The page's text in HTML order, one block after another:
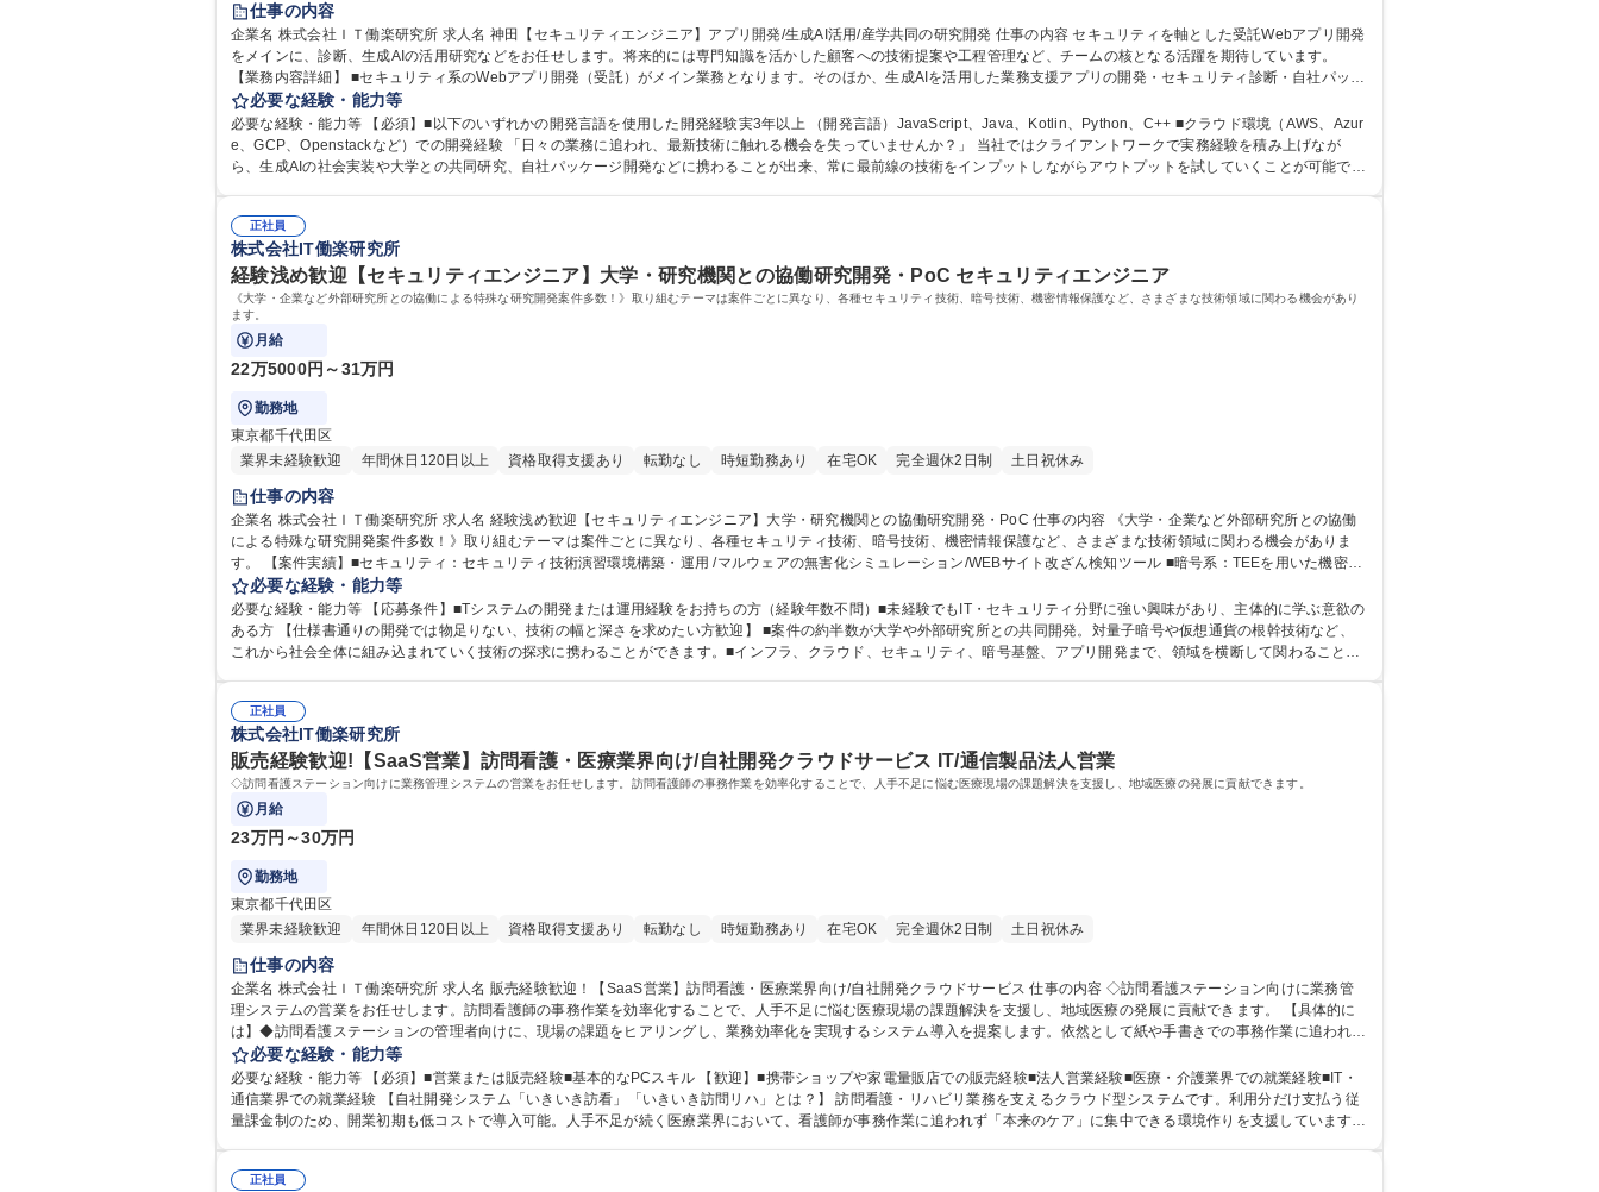
仕事の内容
企業名 株式会社ＩＴ働楽研究所 求人名 神田【セキュリティエンジニア】アプリ開発/生成AI活用/産学共同の研究開発 仕事の内容 セキュリティを軸とした受託Webアプリ開発
をメインに、診断、生成AIの活用研究などをお任せします。将来的には専門知識を活かした顧客への技術提案や工程管理など、チームの核となる活躍を期待しています。
【業務内容詳細】 ■セキュリティ系のWebアプリ開発（受託）がメイン業務となります。そのほか、生成AIを活用した業務支援アプリの開発・セキュリティ診断・自社パッケ
ージ（訪問看護システム）へのAI実装研究・産学共同研究を通じたマルウェア・暗号技術等の解析・開発などに携わっていただきます。 募集職種 神田【セキュリティエンジ
ニア】アプリ開発/生成AI活用/産学共同の研究開発
必要な経験・能力等
必要な経験・能力等 【必須】■以下のいずれかの開発言語を使用した開発経験実3年以上 （開発言語）JavaScript、Java、Kotlin、Python、C++ ■クラウド環境（AWS、Azur
e、GCP、Openstackなど）での開発経験 「日々の業務に追われ、最新技術に触れる機会を失っていませんか？」 当社ではクライアントワークで実務経験を積み上げなが
ら、生成AIの社会実装や大学との共同研究、自社パッケージ開発などに携わることが出来、常に最前線の技術をインプットしながらアウトプットを試していくことが可能で
正社員
株式会社IT働楽研究所
経験浅め歓迎【セキュリティエンジニア】大学・研究機関との協働研究開発・PoC セキュリティエンジニア
《大学・企業など外部研究所との協働による特殊な研究開発案件多数！》取り組むテーマは案件ごとに異なり、各種セキュリティ技術、暗号技術、機密情報保護など、さまざまな技術領域に関わる機会があり
ます。
月給
22万5000円～31万円
勤務地
東京都千代田区
業界未経験歓迎
年間休日120日以上 資格取得支援あり 転勤なし 時短勤務あり 在宅OK 完全週休2日制 土日祝休み
仕事の内容
企業名 株式会社ＩＴ働楽研究所 求人名 経験浅め歓迎【セキュリティエンジニア】大学・研究機関との協働研究開発・PoC 仕事の内容 《大学・企業など外部研究所との協働
による特殊な研究開発案件多数！》取り組むテーマは案件ごとに異なり、各種セキュリティ技術、暗号技術、機密情報保護など、さまざまな技術領域に関わる機会がありま
す。 【案件実績】■セキュリティ：セキュリティ技術演習環境構築・運用 /マルウェアの無害化シミュレーション/WEBサイト改ざん検知ツール ■暗号系：TEEを用いた機密デ
ータ統計アプリ開発、古典暗号と耐量子計算機暗号の性能比較検証■研究・PoC：EU電子署名信頼基盤（Trusted List）の国内適用検討/匿名Web情報収集/生成AIによる設計図
面情報抽出PoC/腕時計ブランドのNFT配布キャンペーン 募集職種 経験浅め歓迎【セキュリティエンジニア】大学・研究機関との協働研究開発・PoC
必要な経験・能力等
必要な経験・能力等 【応募条件】■Tシステムの開発または運用経験をお持ちの方（経験年数不問）■未経験でもIT・セキュリティ分野に強い興味があり、主体的に学ぶ意欲の
ある方 【仕様書通りの開発では物足りない、技術の幅と深さを求めたい方歓迎】 ■案件の約半数が大学や外部研究所との共同開発。対量子暗号や仮想通貨の根幹技術など、
これから社会全体に組み込まれていく技術の探求に携わることができます。■インフラ、クラウド、セキュリティ、暗号基盤、アプリ開発まで、領域を横断して関わることに
正社員
株式会社IT働楽研究所
販売経験歓迎!【SaaS営業】訪問看護・医療業界向け/自社開発クラウドサービス IT/通信製品法人営業
◇訪問看護ステーション向けに業務管理システムの営業をお任せします。訪問看護師の事務作業を効率化することで、人手不足に悩む医療現場の課題解決を支援し、地域医療の発展に貢献できます。
月給
23万円～30万円
勤務地
東京都千代田区
業界未経験歓迎
年間休日120日以上 資格取得支援あり 転勤なし 時短勤務あり 在宅OK 完全週休2日制 土日祝休み
仕事の内容
企業名 株式会社ＩＴ働楽研究所 求人名 販売経験歓迎！【SaaS営業】訪問看護・医療業界向け/自社開発クラウドサービス 仕事の内容 ◇訪問看護ステーション向けに業務管
理システムの営業をお任せします。訪問看護師の事務作業を効率化することで、人手不足に悩む医療現場の課題解決を支援し、地域医療の発展に貢献できます。 【具体的に
は】◆訪問看護ステーションの管理者向けに、現場の課題をヒアリングし、業務効率化を実現するシステム導入を提案します。依然として紙や手書きでの事務作業に追われる
事業所も多い中、システムによる現場の負担軽減を目指します。◆新規開拓、既存深耕両方の営業スタイルを経験可能◎（打ち合わせはWebメイン、訪問も有り） ※入社直
後よりグループ会社の(株)いきいきメディケアサポート(株)へ出向 募集職種 販売経験歓迎！【SaaS営業】訪問看護・医療業界向け/自社開発クラウドサービス
必要な経験・能力等
必要な経験・能力等 【必須】■営業または販売経験■基本的なPCスキル 【歓迎】■携帯ショップや家電量販店での販売経験■法人営業経験■医療・介護業界での就業経験■IT・
通信業界での就業経験 【自社開発システム「いきいき訪看」「いきいき訪問リハ」とは？】 訪問看護・リハビリ業務を支えるクラウド型システムです。利用分だけ支払う従
量課金制のため、開業初期も低コストで導入可能。人手不足が続く医療業界において、看護師が事務作業に追われず「本来のケア」に集中できる環境作りを支援しています。
正社員